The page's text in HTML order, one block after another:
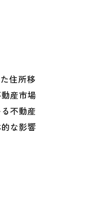
住所移
産市場
不動産
な影響